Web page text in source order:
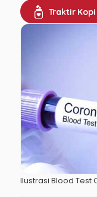
Traktir Kopi
Ilustrasi Blood Test